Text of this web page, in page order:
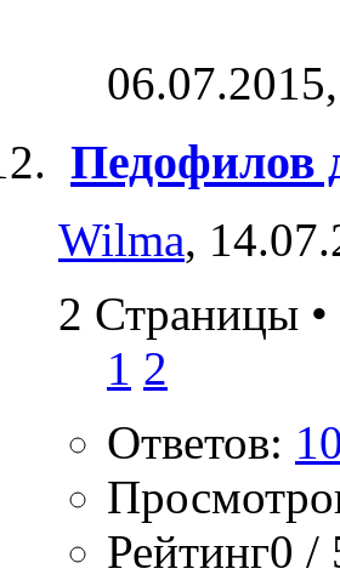
06.07.2015,
Педофилов
Wilma,
2 Страницы •
1 2
Ответов: 10
Рейтинг0 /